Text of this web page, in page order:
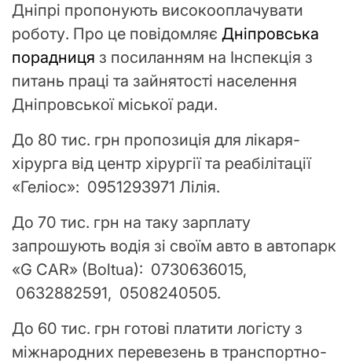
Дніпрі пропонують високооплачувати
роботу. Про це повідомляє Дніпровська
порадниця з посиланням на Інспекція з
питань праці та зайнятості населення
Дніпровської міської ради.
До 80 тис. грн пропозиція для лікаря-
хірурга від центр хірургії та реабілітації
«Геліос»: 0951293971 Лілія.
До 70 тис. грн на таку зарплату
запрошують водія зі своїм авто в автопарк
«G CAR» (Boltua): 0730636015,
0632882591, 0508240505.
До 60 тис. грн готові платити логісту з
міжнародних перевезень в транспортно-